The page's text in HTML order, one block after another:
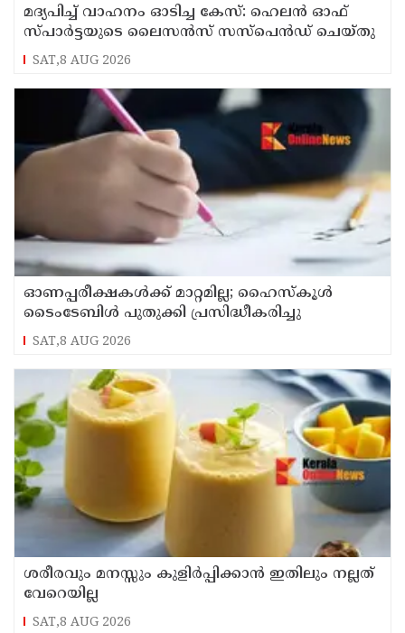
മദ്യപിച്ച് വാഹനം ഓടിച്ച കേസ്: ഹെലൻ ഓഫ്
സ്പാർട്ടയുടെ ലൈസൻസ് സസ്പെൻഡ് ചെയ്തു
SAT,8 AUG 2026
ഓണപ്പരീക്ഷകള്‍ക്ക് മാറ്റമില്ല; ഹൈസ്കൂള്‍
ടൈംടേബിള്‍ പുതുക്കി പ്രസിദ്ധീകരിച്ചു
SAT,8 AUG 2026
ശരീരവും മനസ്സും കുളിർപ്പിക്കാൻ ഇതിലും നല്ലത്
വേറെയില്ല
SAT,8 AUG 2026